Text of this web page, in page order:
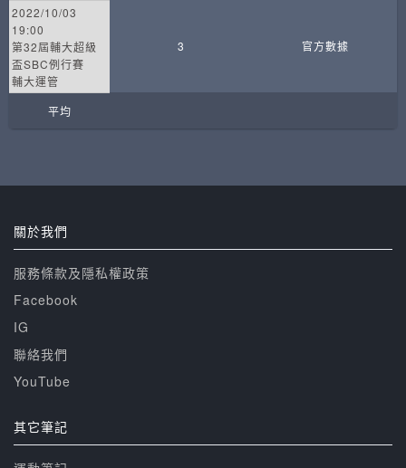
2022/10/03
19:00
第32屆輔大超級
盃SBC例行賽
輔大運管
3 官方數據
平均
關於我們
服務條款及隱私權政策
Facebook
IG
聯絡我們
YouTube
其它筆記